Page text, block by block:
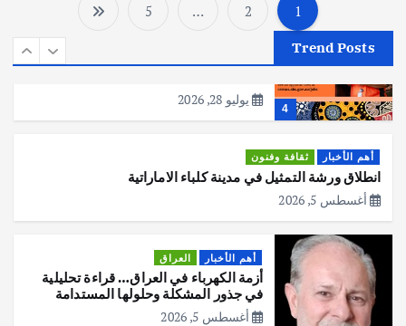
ت
ع
د
د
ص
ف
ح
1
2
…
5
Trend Posts
4
مكتب الإحصاءات الأسترالي (ABS) يجري
عملية التعداد السكاني في11 من الشهر
يوليو 28, 2026
أهم الأخبار ثقافة وفنون
انطلاق ورشة التمثيل في مدينة كلباء الاماراتية
أغسطس 5, 2026
أهم الأخبار العراق
أزمة الكهرباء في العراق… قراءة تحليلية
في جذور المشكلة وحلولها المستدامة
أغسطس 5, 2026